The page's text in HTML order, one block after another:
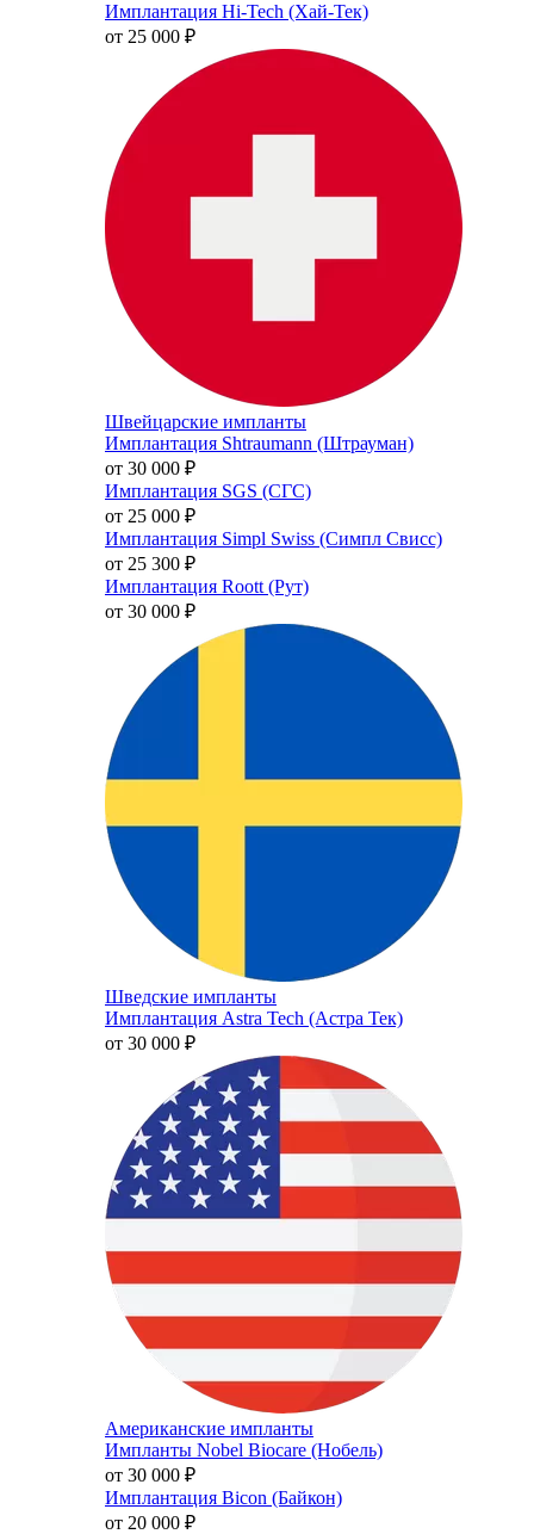
Имплантация Hi-Tech (Хай-Тек)
от 25 000 ₽
Швейцарские импланты
Имплантация Shtraumann (Штрауман)
от 30 000 ₽
Имплантация SGS (СГС)
от 25 000 ₽
Имплантация Simpl Swiss (Симпл Свисс)
от 25 300 ₽
Имплантация Roott (Рут)
от 30 000 ₽
Шведские импланты
Имплантация Astra Tech (Астра Тек)
от 30 000 ₽
Американские импланты
Импланты Nobel Biocare (Нобель)
от 30 000 ₽
Имплантация Bicon (Байкон)
от 20 000 ₽